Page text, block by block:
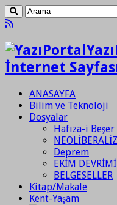
İnternet
ANASAYFA
Bilim ve Teknoloji
Dosyalar
Hafıza-i Beşer
Deprem
EKİM DEVRİMİ
BELGESELLER
Kitap/Makale
Kent-Yaşam